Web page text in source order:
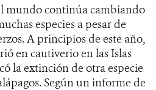
mundo continúa cambiando
especies a pesar de
A principios de este año,
en cautiverio en las Islas
la extinción de otra especie
Según un informe de